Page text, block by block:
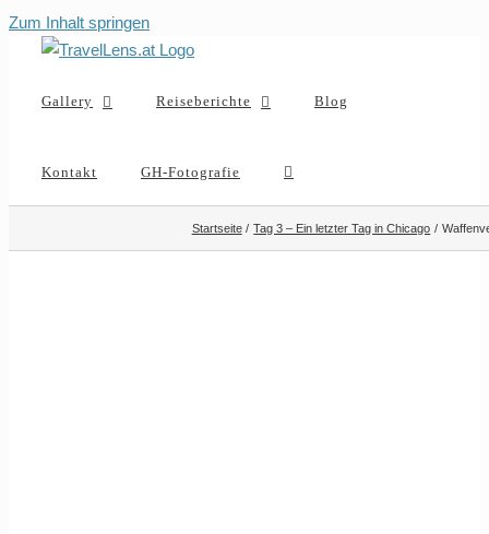
Zum Inhalt springen
Gallery Reiseberichte Blog
Kontakt GH-Fotografie
Startseite Tag 3 – Ein letzter Tag in Chicago